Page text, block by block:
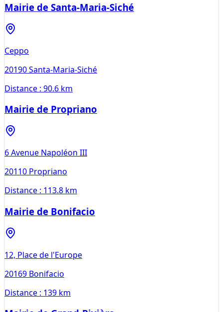
Mairie de Santa-Maria-Siché
Ceppo
20190Santa-Maria-Siché
Distance : 90.6 km
Mairie de Propriano
6 Avenue Napoléon III
20110 Propriano
Distance : 113.8 km
Mairie de Bonifacio
12, Place de l'Europe
20169 Bonifacio
Distance : 139 km